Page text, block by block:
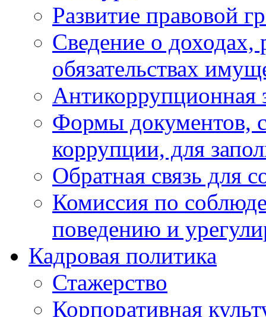
Развитие правовой
Сведение о доходах,
обязательствах
Антикоррупционная
Формы документов,
коррупции, для
Обратная связь для
Комиссия по
поведению и
Кадровая политика
Стажерство
Корпоративная